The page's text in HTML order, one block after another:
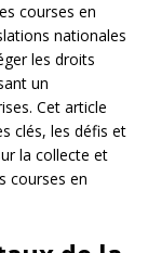
courses en
nationales
les droits
un
Cet article
clés, les défis et
la collecte et
courses en